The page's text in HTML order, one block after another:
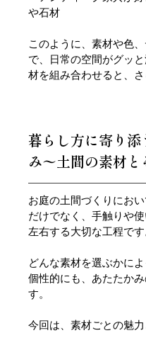
や石材
このように、素材や色
で、日常の空間がグッ
材を組み合わせると、
暮らし方に寄り
み〜土間の素材
お庭の土間づくりにお
だけでなく、手触りや
左右する大切な工程です
どんな素材を選ぶかに
個性的にも、あたたか
す。
今回は、素材ごとの魅